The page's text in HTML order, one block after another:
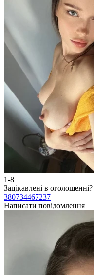
1-8
Зацікавлені в оголошенні?
380734467237
Написати повідомлення